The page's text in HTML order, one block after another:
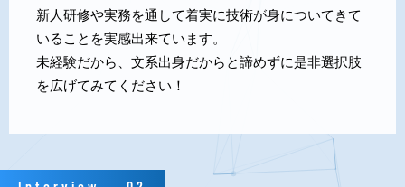
新人研修や実務を通して着実に技術が身についてきて
いることを実感出来ています。
未経験だから、文系出身だからと諦めずに是非選択肢
を広げてみてください！